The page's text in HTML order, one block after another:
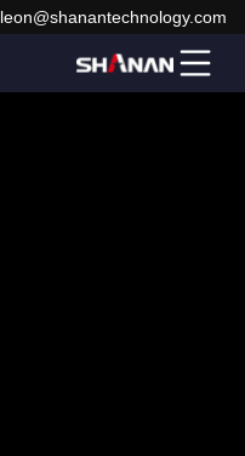
leon@shanantechnology.com